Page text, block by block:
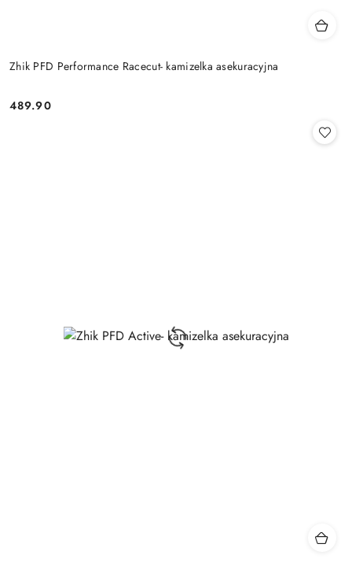
Zhik PFD Performance Racecut- kamizelka asekuracyjna
Cena:
489.90